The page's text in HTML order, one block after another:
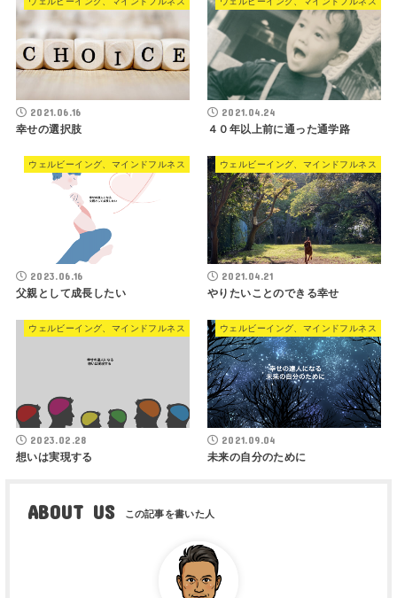
2021.06.16
幸せの選択肢
2021.04.24
４０年以上前に通った通学路
ウェルビーイング、マインドフルネス
2023.06.16
父親として成長したい
ウェルビーイング、マインドフルネス
2021.04.21
やりたいことのできる幸せ
ウェルビーイング、マインドフルネス
2023.02.28
想いは実現する
ウェルビーイング、マインドフルネス
2021.09.04
未来の自分のために
ABOUT US